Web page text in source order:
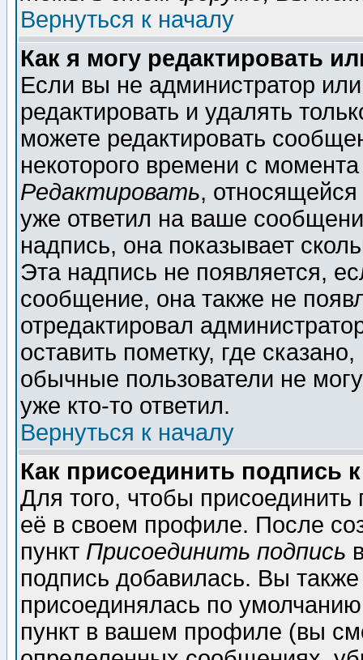
Вернуться к началу
Как я могу редактировать
Если вы не администратор
редактировать и удалять
можете редактировать
некоторого времени с
Редактировать,
уже ответил на ваше
надпись, она показывает
Эта надпись не появляется,
сообщение, она также не
отредактировал
оставить пометку, где
обычные пользователи не
уже кто-то ответил.
Вернуться к началу
Как присоединить подпись
Для того, чтобы
её в своем профиле. После
пункт Присоединить подпись
подпись добавилась. Вы
присоединялась по
пункт в вашем профиле (вы